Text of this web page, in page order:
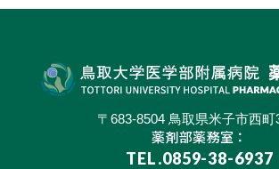
〒683-8504 鳥取県米子市西町
薬剤部薬務室：
TEL.0859-38-6937